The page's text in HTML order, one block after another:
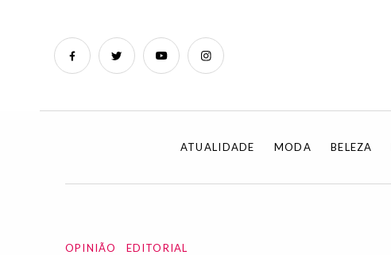
ATUALIDADE MODA BELEZA
OPINIÃO EDITORIAL